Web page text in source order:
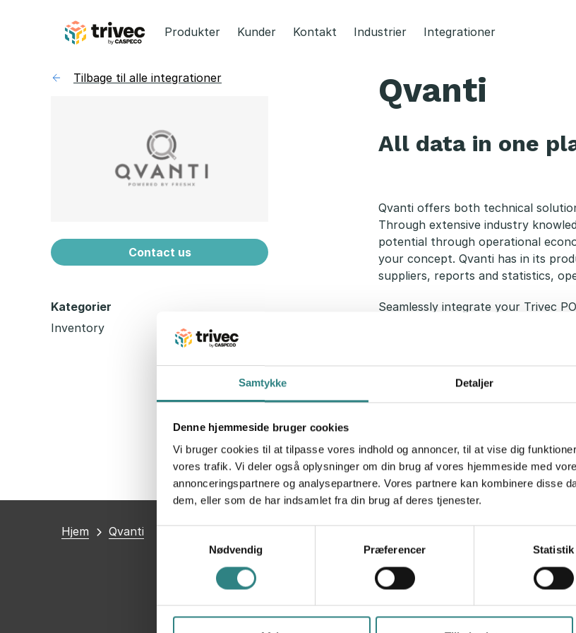
Samtykke Detaljer
Denne hjemmeside bruger cookies
Vi bruger cookies til at tilpasse vores indhold og annoncer, til at vise dig
vores trafik. Vi deler også oplysninger om din brug af vores hjemmeside med
annonceringspartnere og analysepartnere. Vores partnere kan kombinere disse
dem, eller som de har indsamlet fra din brug af deres tjenester.
Nødvendig
Præferencer Statistik
Produkter Kunder Kontakt Industrier Integrationer
Tilbage til alle integrationer
Contact us
Kategorier
Inventory
Qvanti
All data in one
Qvanti offers both technical
Through extensive industry
potential through operational
your concept. Qvanti has in its
suppliers, reports and statistics,
Seamlessly integrate your Trivec
You save hours of administration
Du
Hjem Qvanti
Trivec